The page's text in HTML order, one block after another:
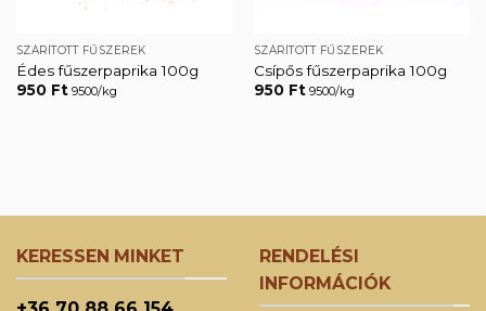
SZÁRÍTOTT FŰSZEREK
Édes fűszerpaprika 100g
950 Ft9500/kg
SZÁRÍTOTT FŰSZEREK
Csípős fűszerpaprika 100g
950 Ft9500/kg
KERESSEN MINKET
RENDELÉSI
INFORMÁCIÓK